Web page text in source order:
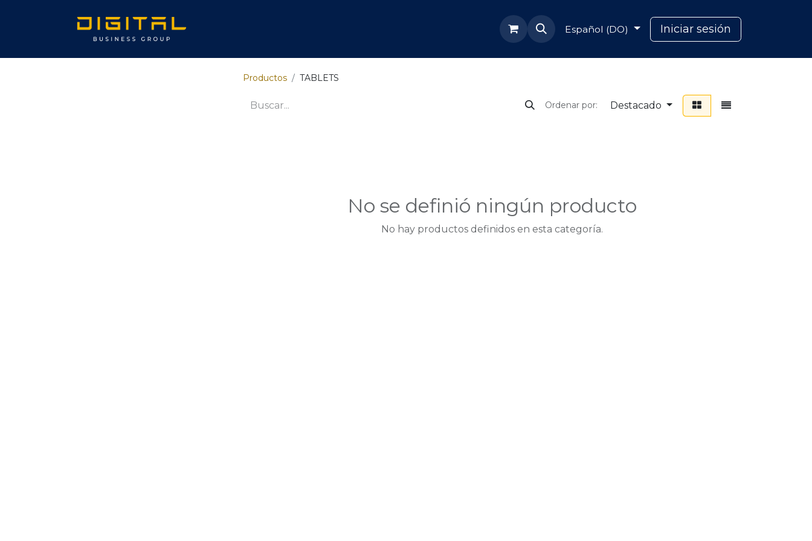
Soporte odoo Soporte Capcana
Español (DO) Iniciar sesión
Productos TABLETS
Ordenar por: Destacado
No se definió ningún producto
No hay productos definidos en esta categoría.